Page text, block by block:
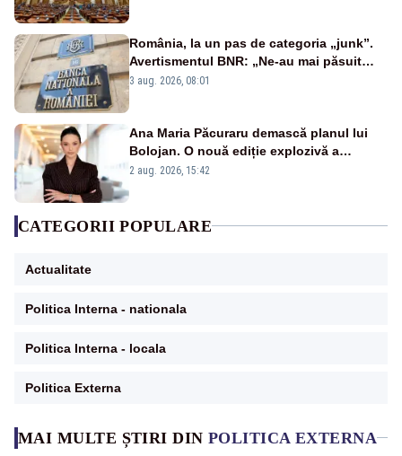
MAI MULTE ȘTIRI DIN POLITICA EXTERNA
România, la un pas de categoria „junk”.
Avertismentul BNR: „Ne-au mai păsuit
pentru câteva luni”
3 aug. 2026, 08:01
Ana Maria Păcuraru demască planul lui
Bolojan. O nouă ediție explozivă a
emisiunii „Miza Zilei” la Realitatea PLUS
2 aug. 2026, 15:42
CATEGORII POPULARE
Actualitate
Politica Interna - nationala
Politica Interna - locala
Politica Externa